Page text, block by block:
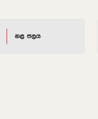
නළ ජලය